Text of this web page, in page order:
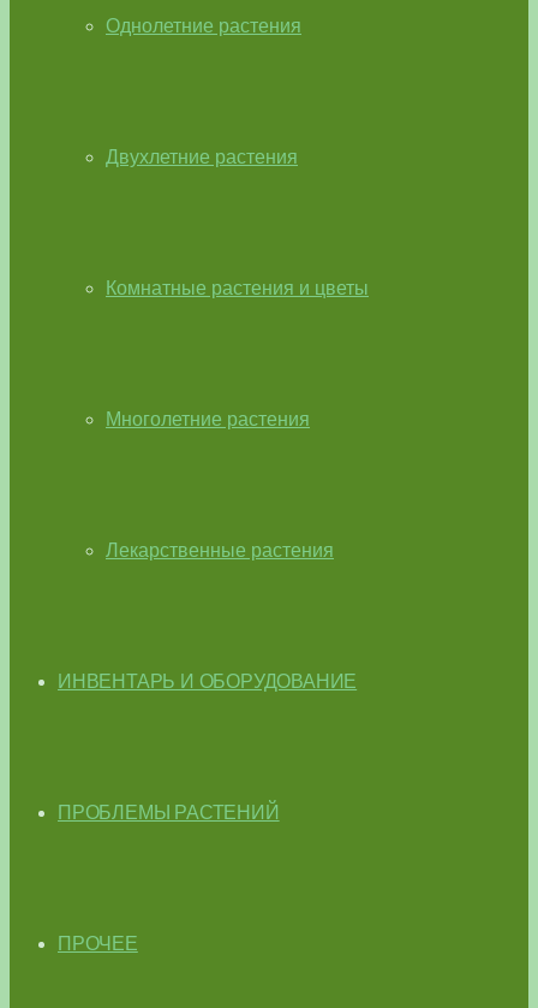
Однолетние растения
Двухлетние растения
Комнатные растения и цветы
Многолетние растения
Лекарственные растения
ИНВЕНТАРЬ И ОБОРУДОВАНИЕ
ПРОБЛЕМЫ РАСТЕНИЙ
ПРОЧЕЕ